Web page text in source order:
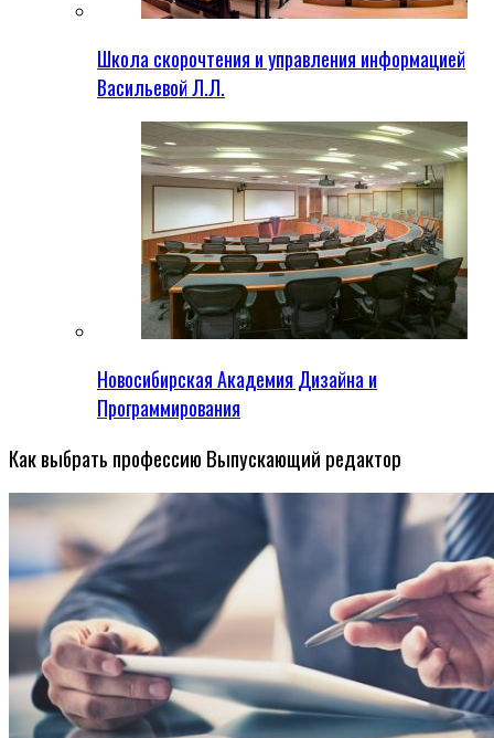
Школа скорочтения и управления информацией
Васильевой Л.Л.
Новосибирская Академия Дизайна и
Программирования
Как выбрать профессию Выпускающий редактор